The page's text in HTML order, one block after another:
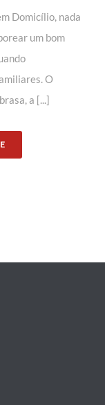
Domicílio, nada
um bom
O
a [...]